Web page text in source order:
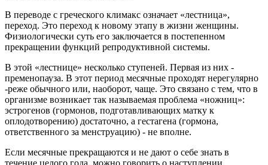
В переводе с греческого климакс означает «лестница»,
переход. Это переход к новому этапу в жизни женщины.
Физиологически суть его заключается в постепенном
прекращении функций репродуктивной системы.
В этой «лестнице» несколько ступеней. Первая из них -
пременопауза. В этот период месячные проходят нерегулярно
-реже обычного или, наоборот, чаще. Это связано с тем, что в
организме возникает так называемая проблема «ножниц»:
эстрогенов (гормонов, подготавливающих матку к
оплодотворению) достаточно, а гестагена (гормона,
ответственного за менструацию) - не вполне.
Если месячные прекращаются и не дают о себе знать в
течение целого года, можно говорить о наступлении